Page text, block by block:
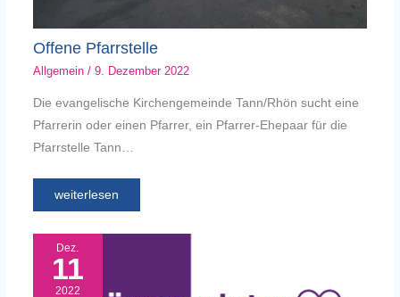
Offene Pfarrstelle
Allgemein/ 9. Dezember 2022
Die evangelische Kirchengemeinde Tann/Rhön sucht eine
Pfarrerin oder einen Pfarrer, ein Pfarrer-Ehepaar für die
Pfarrstelle Tann…
weiterlesen
Dez.
11
2022